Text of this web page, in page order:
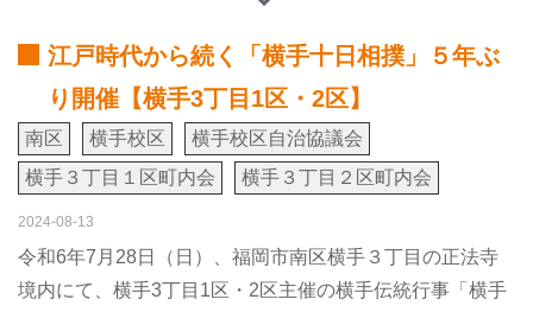
江戸時代から続く「横手十日相撲」５年ぶ
り開催【横手3丁目1区・2区】
南区 横手校区
横手校区自治協議会
横手３丁目１区町内会
横手３丁目２区町内会
2024-08-13
令和6年7月28日（日）、福岡市南区横手３丁目の正法寺
境内にて、横手3丁目1区・2区主催の横手伝統行事「横手